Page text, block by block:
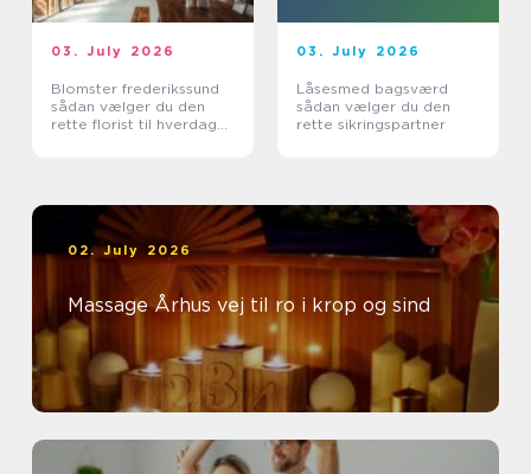
03. July 2026
Blomster frederikssund
sådan vælger du den
rette florist til hverdag
03. July 2026
Låsesmed bagsværd
sådan vælger du den
rette sikringspartner
02. July 2026
Massage Århus vej til ro i krop og sind